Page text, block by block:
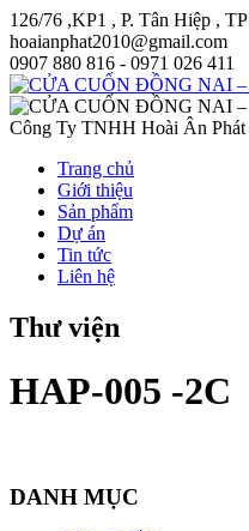
126/76 ,KP1 , P. Tân Hiệp ,
hoaianphat2010@gmail.com
0907 880 816 - 0971 026 411
Công Ty TNHH Hoài Ân Phát
Trang chủ
Giới thiệu
Sản phẩm
Dự án
Tin tức
Liên hệ
Thư viện
HAP-005 -2C
DANH MỤC